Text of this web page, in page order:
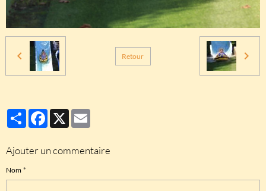
Retour
PartagerFacebook
X
Ajouter un commentaire
Nom